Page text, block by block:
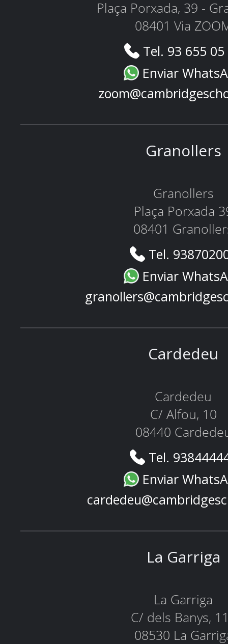
Plaça Porxada, 39 -
08401 Via
Tel. 93 655
Enviar
Granollers
Granollers
Plaça Porxada
08401
Tel.
Enviar
Cardedeu
Cardedeu
C/ Alfou, 10
08440
Tel.
Enviar
La Garriga
La Garriga
C/ dels Banys,
08530 La